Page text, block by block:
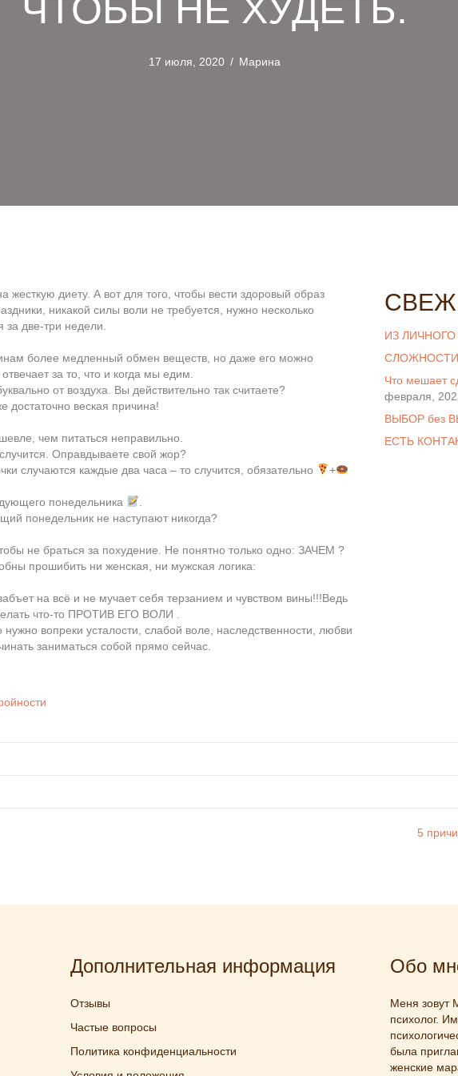
ЧТОБЫ НЕ ХУДЕТЬ.
17 июля, 2020 / Марина
жесткую диету. А вот для того, чтобы вести здоровый образ
никакой силы воли не требуется, нужно несколько
две-три недели.
более медленный обмен веществ, но даже его можно
за то, что и когда мы едим.
от воздуха. Вы действительно так считаете?
достаточно веская причина!
чем питаться неправильно.
Оправдываете свой жор?
случаются каждые два часа – то случится, обязательно
+
понедельника
понедельник не наступают никогда?
не браться за похудение. Не понятно только одно: ЗАЧЕМ ?
прошибить ни женская, ни мужская логика:
на всё и не мучает себя терзанием и чувством вины!!!Ведь
что-то ПРОТИВ ЕГО ВОЛИ .
вопреки усталости, слабой воле, наследственности, любви
заниматься собой прямо сейчас.
ИЗ ЛИЧНОГО
СЛОЖНОСТИ
Что мешает
февраля,
ВЫБОР без
ЕСТЬ
5
Дополнительная информация
Отзывы
Частые вопросы
Политика конфиденциальности
Обо
Меня зовут
психолог.
была
женские